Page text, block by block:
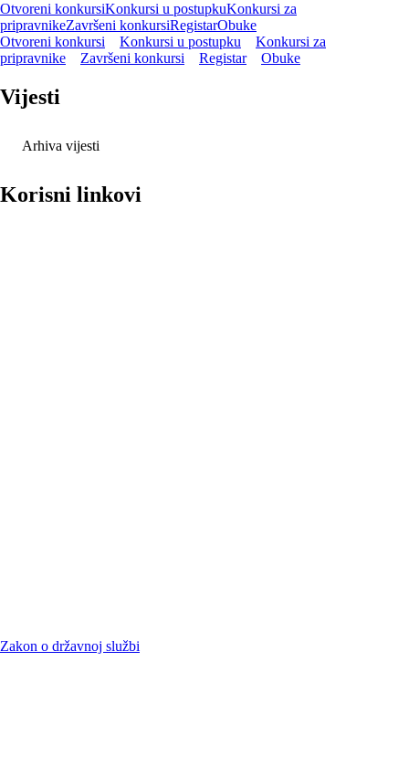
Otvoreni konkursiKonkursi u postupkuKonkursi za
pripravnikeZavršeni konkursiRegistarObuke
Otvoreni konkursi
Konkursi u postupku
Konkursi za
pripravnike
Završeni konkursi Registar Obuke
Vijesti
Arhiva vijesti
Korisni linkovi
Zakon o državnoj službi